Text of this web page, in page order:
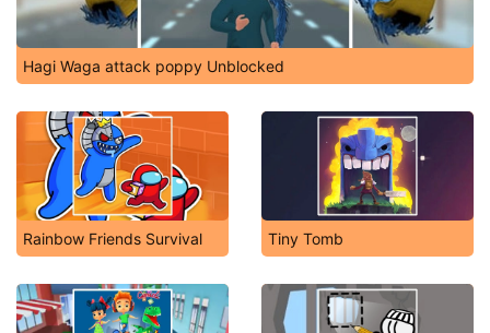
Hagi Waga attack poppy Unblocked
Rainbow Friends Survival Tiny Tomb